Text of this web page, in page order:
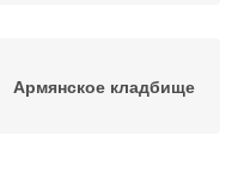
Армянское кладбище